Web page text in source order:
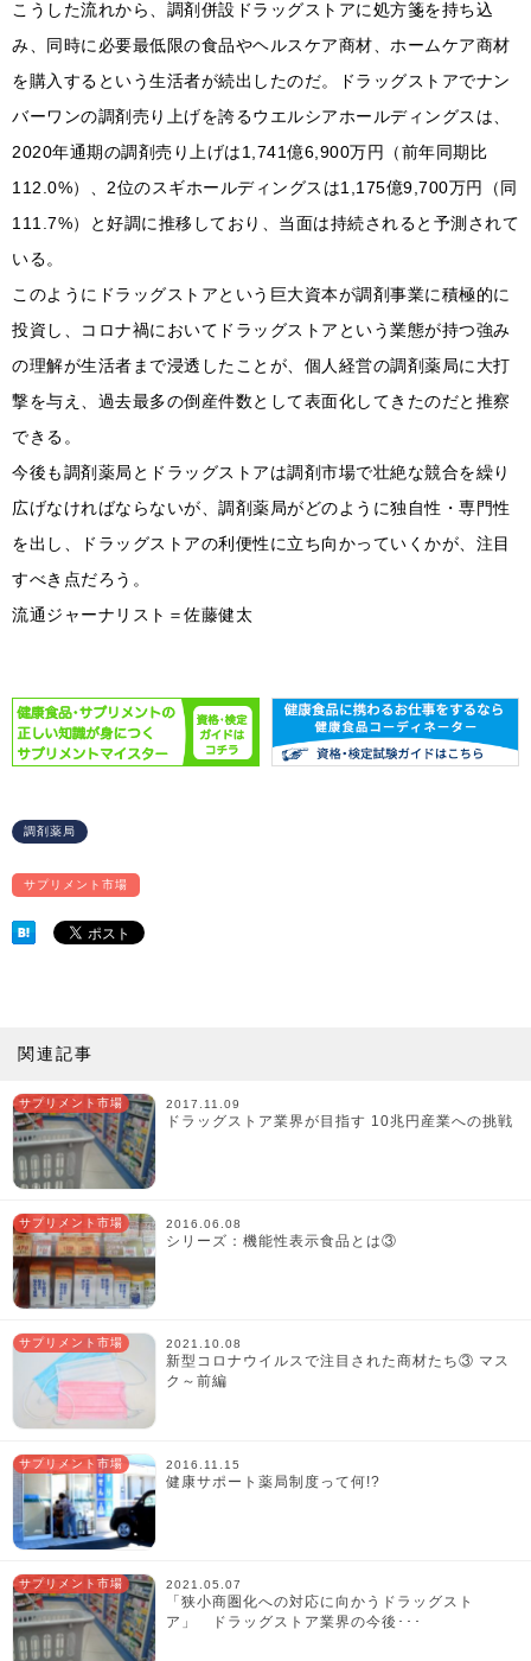
こうした流れから、調剤併設ドラッグストアに処方箋を持ち込
み、同時に必要最低限の食品やヘルスケア商材、ホームケア商材
を購入するという生活者が続出したのだ。ドラッグストアでナン
バーワンの調剤売り上げを誇るウエルシアホールディングスは、
2020年通期の調剤売り上げは1,741億6,900万円（前年同期比
112.0%）、2位のスギホールディングスは1,175億9,700万円（同
111.7%）と好調に推移しており、当面は持続されると予測されて
いる。
このようにドラッグストアという巨大資本が調剤事業に積極的に
投資し、コロナ禍においてドラッグストアという業態が持つ強み
の理解が生活者まで浸透したことが、個人経営の調剤薬局に大打
撃を与え、過去最多の倒産件数として表面化してきたのだと推察
できる。
今後も調剤薬局とドラッグストアは調剤市場で壮絶な競合を繰り
広げなければならないが、調剤薬局がどのように独自性・専門性
を出し、ドラッグストアの利便性に立ち向かっていくかが、注目
すべき点だろう。
流通ジャーナリスト＝佐藤健太
調剤薬局
サプリメント市場
関連記事
サプリメント市場 2017.11.09
ドラッグストア業界が目指す 10兆円産業への挑戦
サプリメント市場 2016.06.08
シリーズ：機能性表示食品とは③
サプリメント市場 2021.10.08
新型コロナウイルスで注目された商材たち③ マス
ク～前編
サプリメント市場 2016.11.15
健康サポート薬局制度って何!?
サプリメント市場 2021.05.07
「狭小商圏化への対応に向かうドラッグスト
ア」 ドラッグストア業界の今後･･･